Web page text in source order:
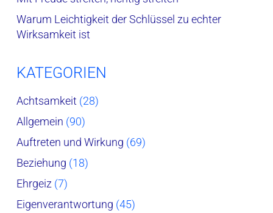
Warum Leichtigkeit der Schlüssel zu echter
Wirksamkeit ist
KATEGORIEN
Achtsamkeit (28)
Allgemein (90)
Auftreten und Wirkung (69)
Beziehung (18)
Ehrgeiz (7)
Eigenverantwortung (45)